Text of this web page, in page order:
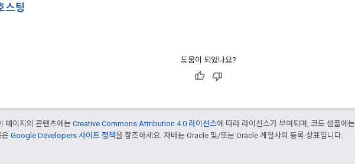
스팅
도움이 되었나요?
페이지의 콘텐츠에는 Creative Commons Attribution 4.0 라이선스에 따라 라이선스가 부여되며, 코드 샘플에는
은 Google Developers 사이트 정책을 참조하세요. 자바는 Oracle 및/또는 Oracle 계열사의 등록 상표입니다.